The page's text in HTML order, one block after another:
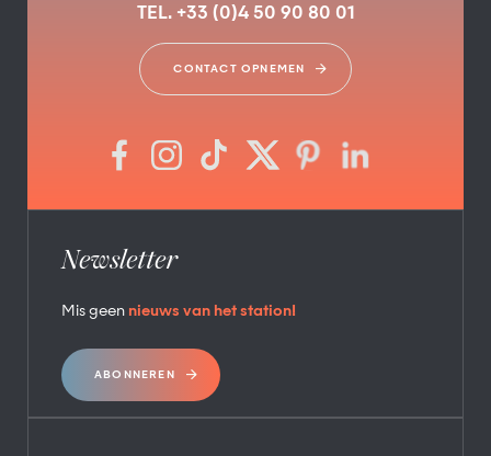
TEL. +33 (0)4 50 90 80 01
CONTACT OPNEMEN
Newsletter
Mis geen nieuws van het station!
ABONNEREN